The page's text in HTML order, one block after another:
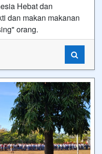
Hebat dan
dan makan makanan
orang.